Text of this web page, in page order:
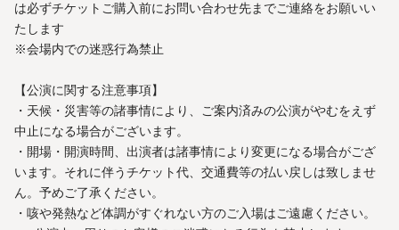
は必ずチケットご購入前にお問い合わせ先までご連絡をお願いい
たします
※会場内での迷惑行為禁止
【公演に関する注意事項】
・天候・災害等の諸事情により、ご案内済みの公演がやむをえず
中止になる場合がございます。
・開場・開演時間、出演者は諸事情により変更になる場合がござ
います。それに伴うチケット代、交通費等の払い戻しは致しませ
ん。予めご了承ください。
・咳や発熱など体調がすぐれない方のご入場はご遠慮ください。